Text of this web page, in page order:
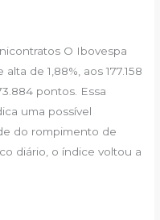
O Ibovespa
de 1,88%, aos 177.158
pontos. Essa
uma possível
do rompimento de
diário, o índice voltou a